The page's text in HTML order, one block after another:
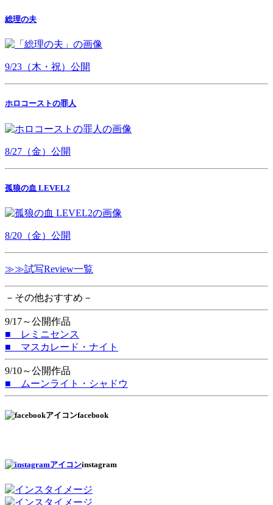
総理の夫
9/23（木・祝）公開
ホロコーストの罪人
8/27（金）公開
孤狼の血 LEVEL2
8/20（金）公開
≫≫試写Review一覧
－その他おすすめ－
9/17～公開作品
■ レミニセンス
■ マスカレード・ナイト
9/10～公開作品
■ ムーンライト・シャドウ
facebook
instagram